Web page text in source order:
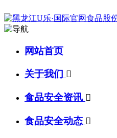
网站首页
关于我们 
食品安全资讯 
食品安全动态 